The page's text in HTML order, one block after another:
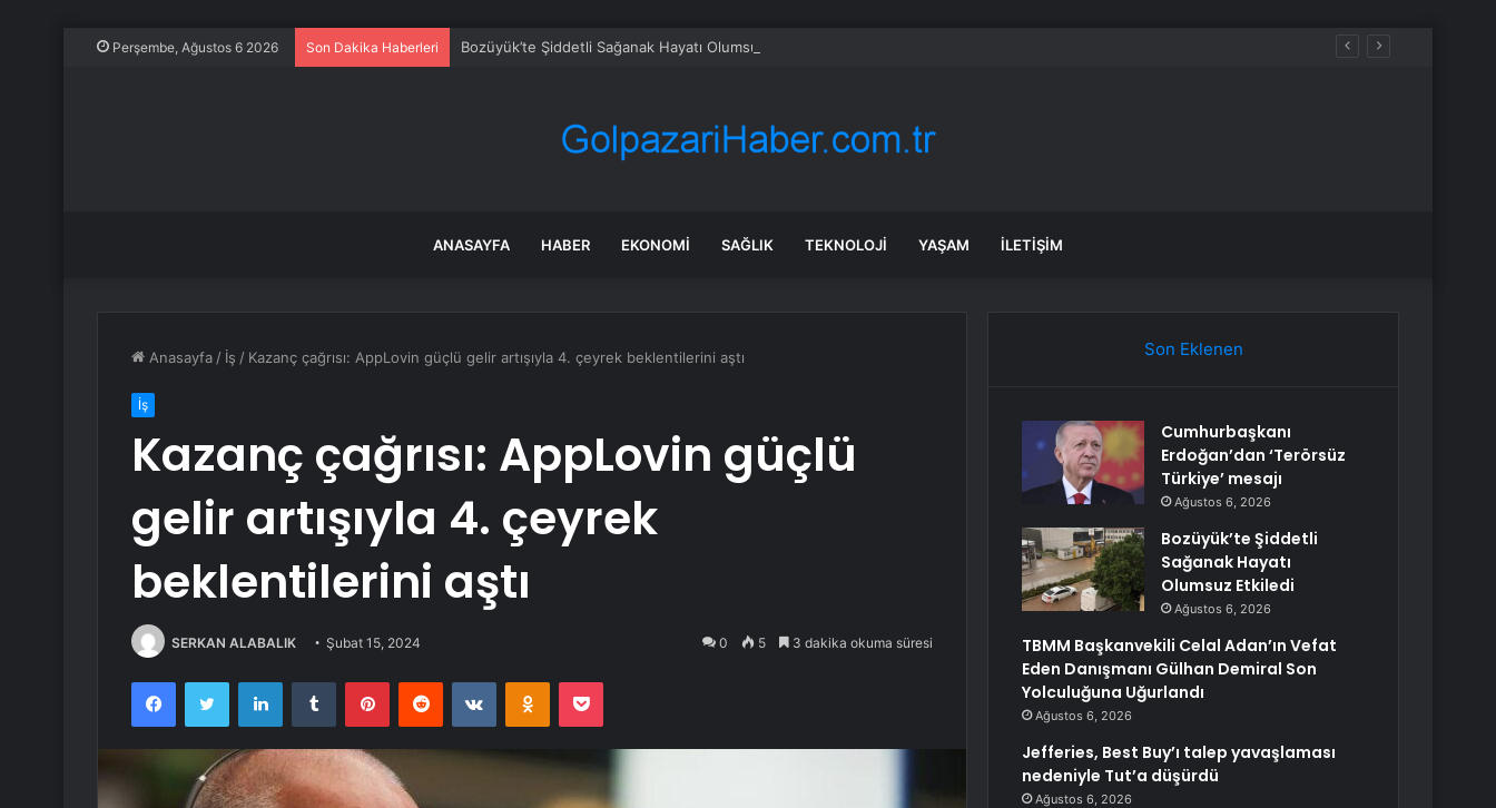
Perşembe, Ağustos 6 2026 Son Dakika Haberleri Bozüyük’te Şiddetli Sağanak Hayatı Olumsuz Etkiledi
ANASAYFA HABER EKONOMI SAĞLIK TEKNOLOJI YAŞAM İLETIŞIM
Anasayfa / İş / Kazanç çağrısı: AppLovin güçlü gelir artışıyla 4. çeyrek beklentilerini aştı
İş
Kazanç çağrısı: AppLovin güçlü
gelir artışıyla 4. çeyrek
beklentilerini aştı
SERKAN ALABALIK Şubat 15, 2024 0 5 3 dakika okuma süresi
FacebookTwitter LinkedInTumblr PinterestReddit VKontakteOdnoklassniki
Pocket
Son Eklenen
Cumhurbaşkanı
Erdoğan’dan ‘Terörsüz
Türkiye’ mesajı
Ağustos 6, 2026
Bozüyük’te Şiddetli
Sağanak Hayatı
Olumsuz Etkiledi
Ağustos 6, 2026
TBMM Başkanvekili Celal Adan’ın Vefat
Eden Danışmanı Gülhan Demiral Son
Yolculuğuna Uğurlandı
Ağustos 6, 2026
Jefferies, Best Buy’ı talep yavaşlaması
nedeniyle Tut’a düşürdü
Ağustos 6, 2026